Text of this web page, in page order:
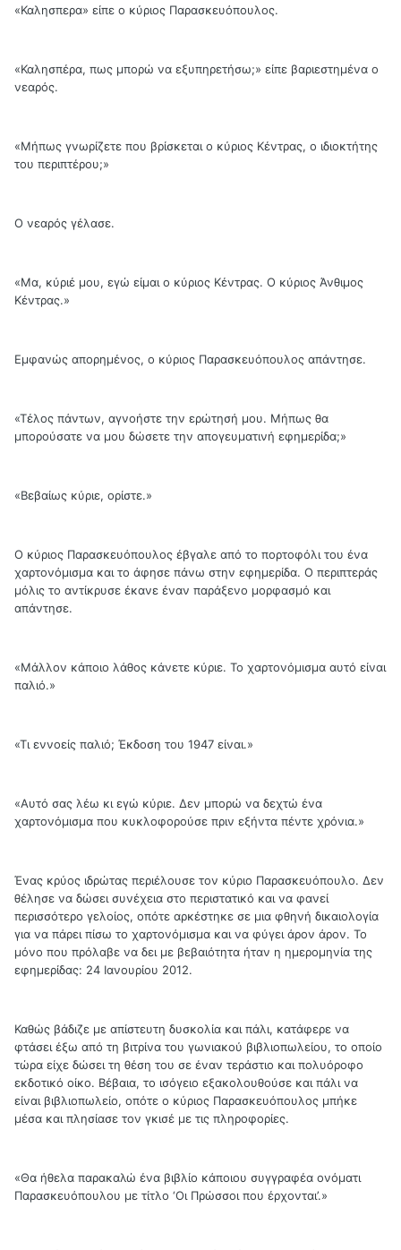
«Καλησπερα» είπε ο κύριος Παρασκευόπουλος.
«Καλησπέρα, πως μπορώ να εξυπηρετήσω;» είπε βαριεστημένα ο
νεαρός.
«Μήπως γνωρίζετε που βρίσκεται ο κύριος Κέντρας, ο ιδιοκτήτης
του περιπτέρου;»
Ο νεαρός γέλασε.
«Μα, κύριέ μου, εγώ είμαι ο κύριος Κέντρας. Ο κύριος Άνθιμος
Κέντρας.»
Εμφανώς απορημένος, ο κύριος Παρασκευόπουλος απάντησε.
«Τέλος πάντων, αγνοήστε την ερώτησή μου. Μήπως θα
μπορούσατε να μου δώσετε την απογευματινή εφημερίδα;»
«Βεβαίως κύριε, ορίστε.»
Ο κύριος Παρασκευόπουλος έβγαλε από το πορτοφόλι του ένα
χαρτονόμισμα και το άφησε πάνω στην εφημερίδα. Ο περιπτεράς
μόλις το αντίκρυσε έκανε έναν παράξενο μορφασμό και
απάντησε.
«Μάλλον κάποιο λάθος κάνετε κύριε. Το χαρτονόμισμα αυτό είναι
παλιό.»
«Τι εννοείς παλιό; Έκδοση του 1947 είναι.»
«Αυτό σας λέω κι εγώ κύριε. Δεν μπορώ να δεχτώ ένα
χαρτονόμισμα που κυκλοφορούσε πριν εξήντα πέντε χρόνια.»
Ένας κρύος ιδρώτας περιέλουσε τον κύριο Παρασκευόπουλο. Δεν
θέλησε να δώσει συνέχεια στο περιστατικό και να φανεί
περισσότερο γελοίος, οπότε αρκέστηκε σε μια φθηνή δικαιολογία
για να πάρει πίσω το χαρτονόμισμα και να φύγει άρον άρον. Το
μόνο που πρόλαβε να δει με βεβαιότητα ήταν η ημερομηνία της
εφημερίδας: 24 Ιανουρίου 2012.
Καθώς βάδιζε με απίστευτη δυσκολία και πάλι, κατάφερε να
φτάσει έξω από τη βιτρίνα του γωνιακού βιβλιοπωλείου, το οποίο
τώρα είχε δώσει τη θέση του σε έναν τεράστιο και πολυόροφο
εκδοτικό οίκο. Βέβαια, το ισόγειο εξακολουθούσε και πάλι να
είναι βιβλιοπωλείο, οπότε ο κύριος Παρασκευόπουλος μπήκε
μέσα και πλησίασε τον γκισέ με τις πληροφορίες.
«Θα ήθελα παρακαλώ ένα βιβλίο κάποιου συγγραφέα ονόματι
Παρασκευόπουλου με τίτλο ‘Οι Πρώσσοι που έρχονται’.»